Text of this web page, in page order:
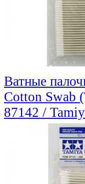
Ватные
Cotton Swab
87142 /